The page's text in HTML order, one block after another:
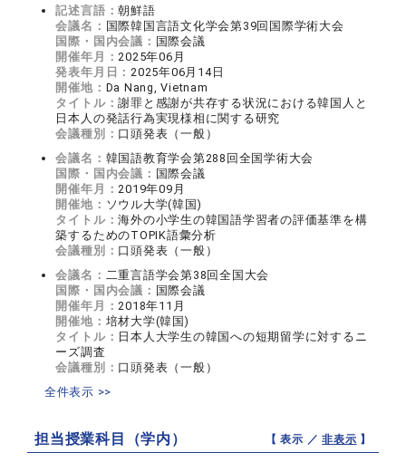
記述言語：朝鮮語
会議名： 国際韓国言語文化学会第39回国際学術大会
国際・国内会議： 国際会議
開催年月：2025年06月
発表年月日：2025年06月14日
開催地： Da Nang, Vietnam
タイトル：謝罪と感謝が共存する状況における韓国人と
日本人の発話行為実現様相に関する研究
会議種別： 口頭発表（一般）
会議名： 韓国語教育学会第288回全国学術大会
国際・国内会議： 国際会議
開催年月：2019年09月
開催地： ソウル大学(韓国)
タイトル：海外の小学生の韓国語学習者の評価基準を構
築するためのTOPIK語彙分析
会議種別： 口頭発表（一般）
会議名： 二重言語学会第38回全国大会
国際・国内会議： 国際会議
開催年月：2018年11月
開催地： 培材大学(韓国)
タイトル： 日本人大学生の韓国への短期留学に対するニ
ーズ調査
会議種別： 口頭発表（一般）
全件表示 >>
担当授業科目（学内） 【 表示 ／非表示 】